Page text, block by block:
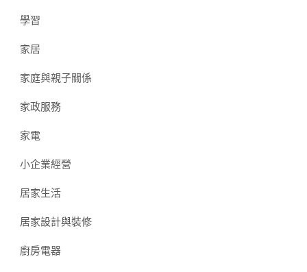
學習
家居
家庭與親子關係
家政服務
家電
小企業經營
居家生活
居家設計與裝修
廚房電器